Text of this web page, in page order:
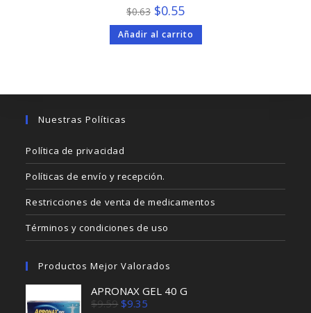
$0.63 El
precio
original
era:
$0.63.
$0.55precio
actual
es:
$0.55.
Añadir al carrito
Nuestras Políticas
Política de privacidad
Políticas de envío y recepción.
Restricciones de venta de medicamentos
Términos y condiciones de uso
Productos Mejor Valorados
APRONAX GEL 40 G
$9.59El
$9.35